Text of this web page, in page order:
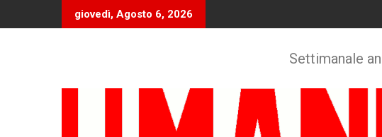
giovedì, Agosto 6, 2026
Settimanale